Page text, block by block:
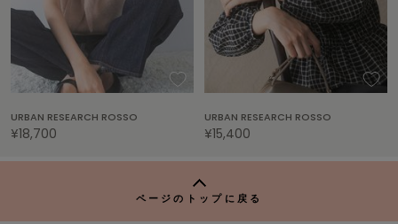
NIKE
NOWNS
URBAN RESEARCH ROSSO
¥18,700
URBAN RESEARCH ROSSO
¥15,400
ページのトップに戻る